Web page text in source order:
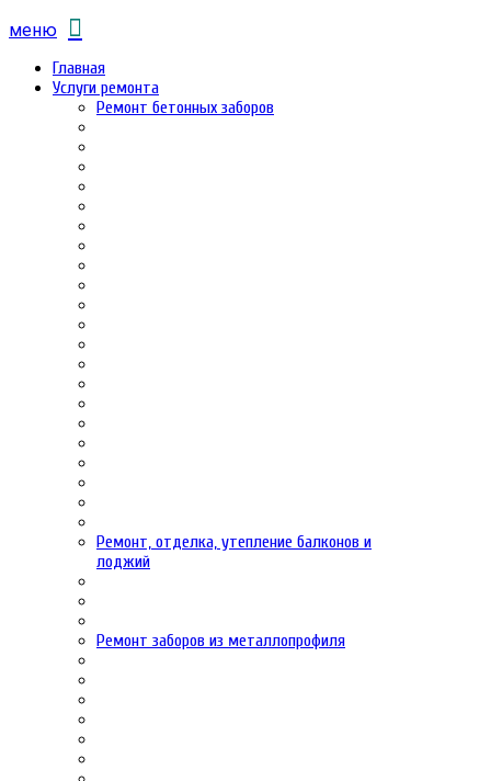
меню
Главная
Услуги ремонта
Ремонт бетонных заборов
Ремонт, отделка, утепление балконов и
лоджий
Ремонт заборов из металлопрофиля